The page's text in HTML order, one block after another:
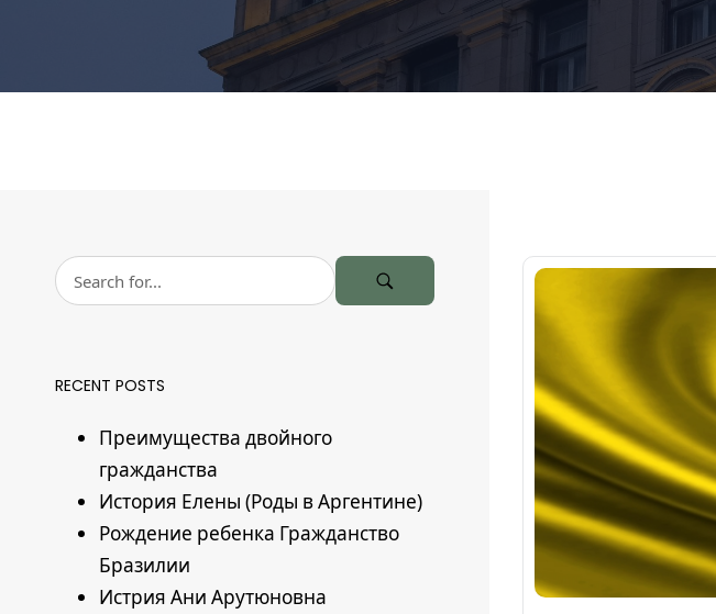
RECENT POSTS
Преимущества двойного
гражданства
История Елены (Роды в Аргентине)
Рождение ребенка Гражданство
Бразилии
Истрия Ани Арутюновна